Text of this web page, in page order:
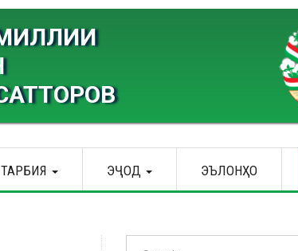
ТАРБИЯ ЭҶОД ЭЪЛОНҲО